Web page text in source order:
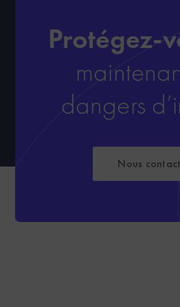
Protégez-
dangers
Nous